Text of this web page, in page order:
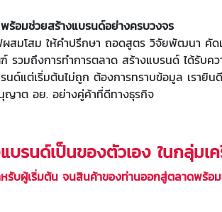
ร้อมช่วยสร้างแบรนด์อย่างครบวงจร
สมโสม ให้คำปรึกษา ถอดสูตร วิจัยพัฒนา คัด
ถึงการทำการตลาด สร้างแบรนด์ ได้รับควา
นด์แต่เริ่มต้นไม่ถูก ต้องการทราบข้อมูล เรายิ
ญาต อย. อย่างคู่ค้าที่ดีทางธุรกิจ
รนด์เป็นของตัวเอง ในกลุ่มเ
หรับผู้เริ่มต้น จนสินค้าของท่านออกสู่ตลาดพร้อ